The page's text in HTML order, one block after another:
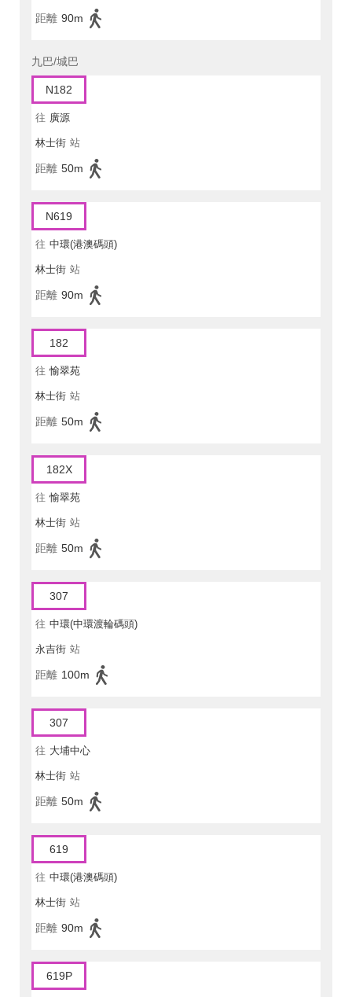
距離 90m
九巴/城巴
N182
往 廣源
林士街 站
距離 50m
N619
往 中環(港澳碼頭)
林士街 站
距離 90m
182
往 愉翠苑
林士街 站
距離 50m
182X
往 愉翠苑
林士街 站
距離 50m
307
往 中環(中環渡輪碼頭)
永吉街 站
距離 100m
307
往 大埔中心
林士街 站
距離 50m
619
往 中環(港澳碼頭)
林士街 站
距離 90m
619P